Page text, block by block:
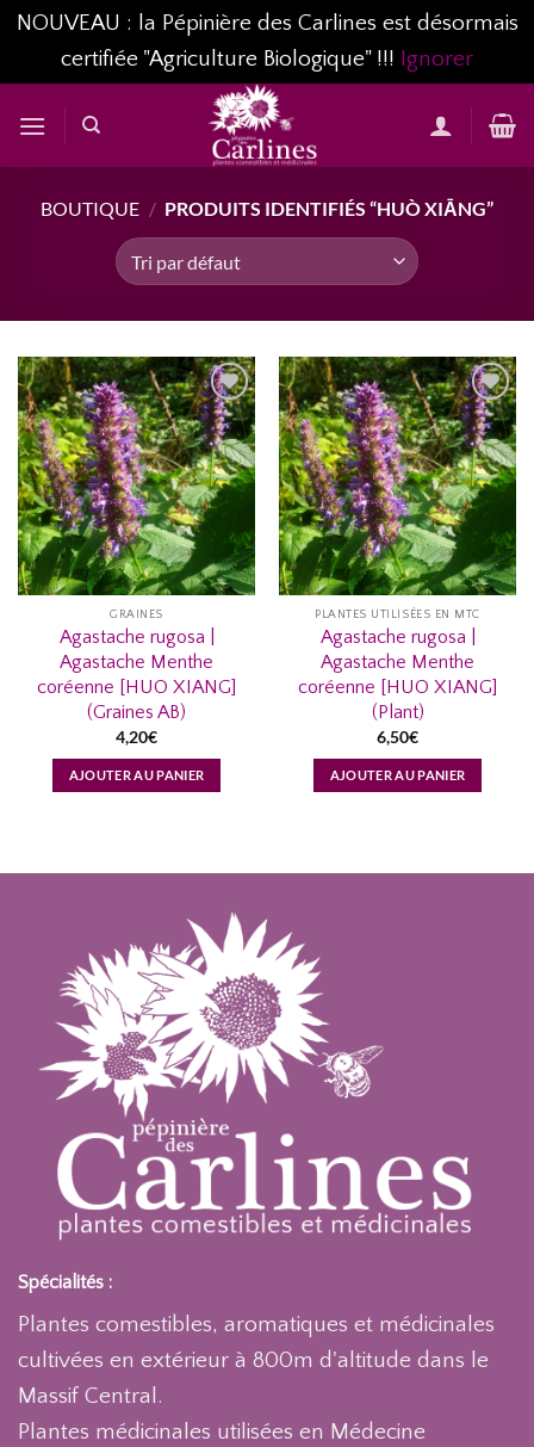
NOUVEAU : la Pépinière des Carlines est désormais
certifiée "Agriculture Biologique" !!! Ignorer
BOUTIQUE / PRODUITS IDENTIFIÉS “HUÒ XIĀNG”
AJOUTER
À MA
LISTE
D’ENVIES...
GRAINES
Agastache rugosa |
Agastache Menthe
coréenne [HUO XIANG]
(Graines AB)
4,20€
AJOUTER AU PANIER
AJOUTER
À MA
LISTE
D’ENVIES...
PLANTES UTILISÉES EN MTC
Agastache rugosa |
Agastache Menthe
coréenne [HUO XIANG]
(Plant)
6,50€
AJOUTER AU PANIER
Spécialités :
Plantes comestibles, aromatiques et médicinales
cultivées en extérieur à 800m d'altitude dans le
Massif Central.
Plantes médicinales utilisées en Médecine